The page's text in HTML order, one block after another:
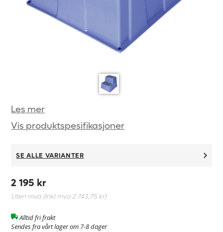
Les mer
Vis produktspesifikasjoner
SE ALLE VARIANTER
2 195 kr
Uten mva (Inkl mva 2 743,75 kr)
Alltid fri frakt
Sendes fra vårt lager om 7-8 dager